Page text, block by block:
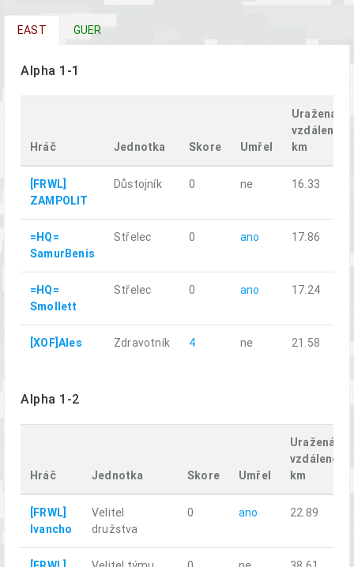
EAST GUER
Alpha 1-1
Hráč Jednotka Skore Umřel
Uražená
km
[FRWL]
ZAMPOLIT
Důstojník 0 ne 16.33
=HQ=
SamurBenis
Střelec 0 ano 17.86
=HQ=
Smollett
Střelec 0 ano 17.24
[XOF]Ales Zdravotník 4 ne 21.58
Alpha 1-2
Hráč Jednotka Skore Umřel
Uražená
vzdálenost,
km
[FRWL]
Ivancho
Velitel
družstva
0 ano 22.89